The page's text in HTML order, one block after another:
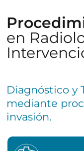
en
Diagnóstico y
mediante
invasión.